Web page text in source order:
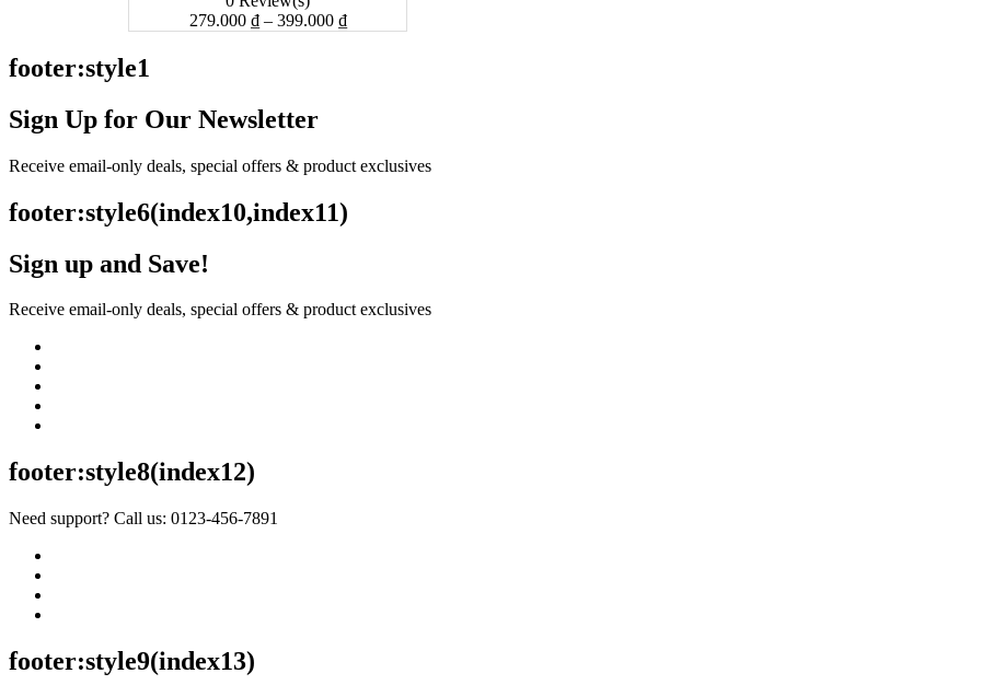
279.000 ₫– 399.000 ₫
footer:style1
Sign Up for Our Newsletter
Receive email-only deals, special offers & product exclusives
footer:style6(index10,index11)
Sign up and Save!
Receive email-only deals, special offers & product exclusives
footer:style8(index12)
Need support? Call us: 0123-456-7891
footer:style9(index13)